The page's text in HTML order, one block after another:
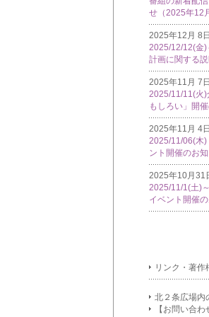
せ（2025年12
2025年12月 8日
2025/12/12(金)
計画に関する
2025年11月 7日
2025/11/11(火)
もしろい」開
2025年11月 4日
2025/11/06(木)
ント開催のお
2025年10月31
2025/11/1(土)
イベント開催
リンク・著
北２条広場内
【お問い合